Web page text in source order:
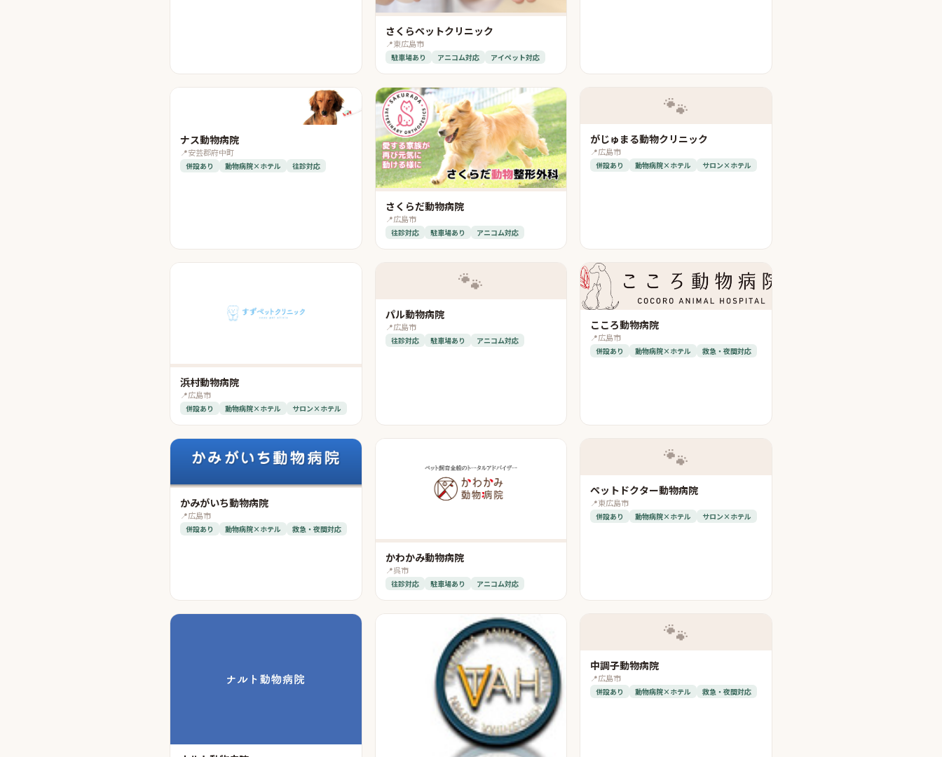
さくらペットクリニック
📍東広島市
駐車場あり アニコム対応 アイペット対応
ナス動物病院
📍安芸郡府中町
併設あり 動物病院×ホテル 往診対応
さくらだ動物病院
📍広島市
往診対応 駐車場あり アニコム対応
🐾
がじゅまる動物クリニック
📍広島市
併設あり 動物病院×ホテル サロン×ホテル
浜村動物病院
📍広島市
併設あり 動物病院×ホテル サロン×ホテル
🐾
パル動物病院
📍広島市
往診対応 駐車場あり アニコム対応
こころ動物病院
📍広島市
併設あり 動物病院×ホテル 救急・夜間対応
かみがいち動物病院
📍広島市
併設あり 動物病院×ホテル 救急・夜間対応
かわかみ動物病院
📍呉市
往診対応 駐車場あり アニコム対応
🐾
ペットドクター動物病院
📍東広島市
併設あり 動物病院×ホテル サロン×ホテル
🐾
中調子動物病院
📍広島市
併設あり 動物病院×ホテル 救急・夜間対応